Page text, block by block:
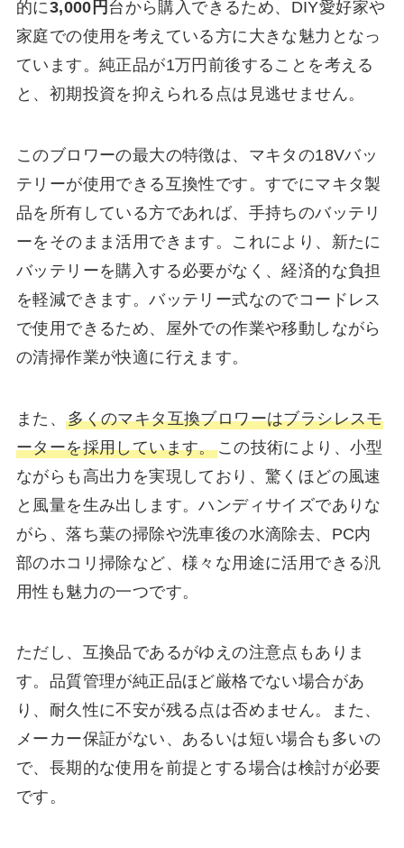
的に3,000円 台から購入できるため、DIY愛好家や
家庭での使用を考えている方に大きな魅力となっ
ています。純正品が1万円前後することを考える
と、初期投資を抑えられる点は見逃せません。
このブロワーの最大の特徴は、マキタの18Vバッ
テリーが使用できる互換性です。すでにマキタ製
品を所有している方であれば、手持ちのバッテリ
ーをそのまま活用できます。これにより、新たに
バッテリーを購入する必要がなく、経済的な負担
を軽減できます。バッテリー式なのでコードレス
で使用できるため、屋外での作業や移動しながら
の清掃作業が快適に行えます。
また、多くのマキタ互換ブロワーはブラシレスモ
ーターを採用しています。この技術により、小型
ながらも高出力を実現しており、驚くほどの風速
と風量を生み出します。ハンディサイズでありな
がら、落ち葉の掃除や洗車後の水滴除去、PC内
部のホコリ掃除など、様々な用途に活用できる汎
用性も魅力の一つです。
ただし、互換品であるがゆえの注意点もありま
す。品質管理が純正品ほど厳格でない場合があ
り、耐久性に不安が残る点は否めません。また、
メーカー保証がない、あるいは短い場合も多いの
で、長期的な使用を前提とする場合は検討が必要
です。